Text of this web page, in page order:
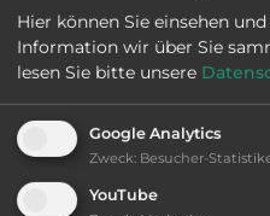
Telefon:
Ausstattung:
bis 30,- Euro
Hier können Sie einsehen
Information wir über Sie
lesen Sie bitte unsere
Google Analytics
Zweck: Besucher-
YouTube